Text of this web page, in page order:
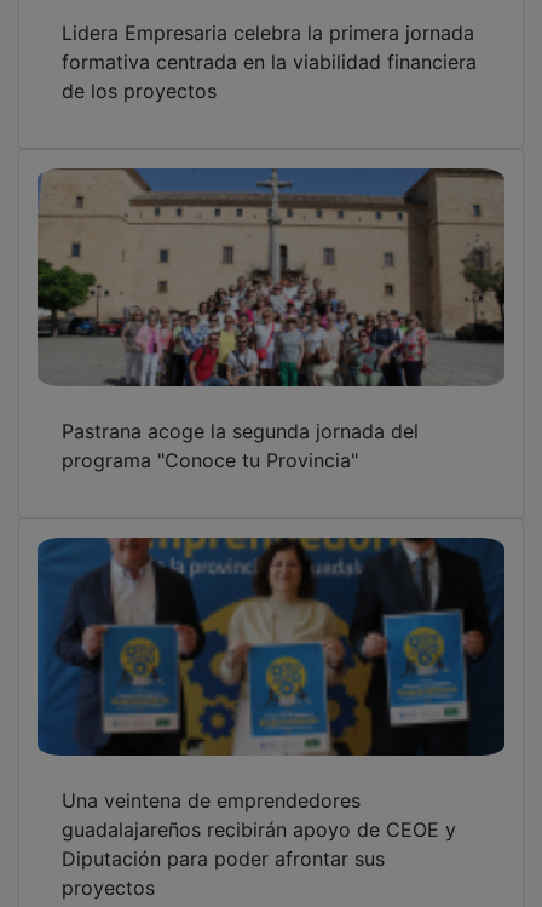
Una veintena de emprendedores
guadalajareños recibirán apoyo de CEOE y
Diputación para poder afrontar sus
proyectos
Las Horneras impulsa el Alto Tajo como
destino turístico de referencia